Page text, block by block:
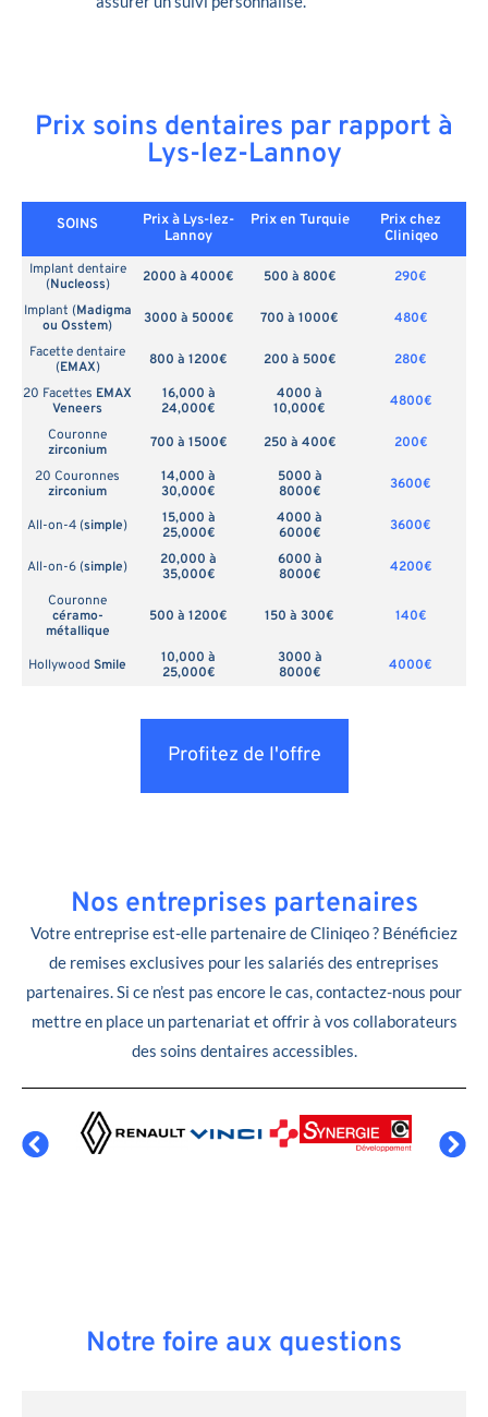
Prix soins dentaires par rapport à
Lys-lez-Lannoy
SOINS
Prix à Lys-lez-
Lannoy
Prix en Turquie
Prix chez
Cliniqeo
Implant dentaire
(Nucleoss) 2000 à 4000€ 500 à 800€
290€
Implant (Madigma
ou Osstem) 3000 à 5000€ 700 à 1000€
480€
Facette dentaire
(EMAX) 800 à 1200€ 200 à 500€
280€
20 Facettes EMAX
Veneers
16,000 à
24,000€
4000 à
10,000€
4800€
Couronne
zirconium
700 à 1500€ 250 à 400€
200€
20 Couronnes
zirconium
14,000 à
30,000€
5000 à
8000€
3600€
All-on-4 (simple)
15,000 à
25,000€
4000 à
6000€
3600€
All-on-6 (simple)
20,000 à
35,000€
6000 à
8000€
4200€
Couronne
céramo-
métallique
500 à 1200€ 150 à 300€ 140€
Hollywood Smile
10,000 à
25,000€
3000 à
8000€
4000€
Profitez de l'offre
Nos entreprises partenaires
Votre entreprise est-elle partenaire de Cliniqeo ? Bénéficiez
de remises exclusives pour les salariés des entreprises
partenaires. Si ce n’est pas encore le cas, contactez-nous pour
mettre en place un partenariat et offrir à vos collaborateurs
des soins dentaires accessibles.
Notre foire aux questions